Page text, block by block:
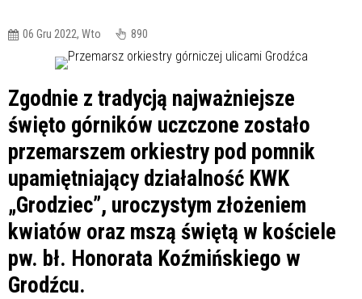
06 Gru 2022, Wto 890
Zgodnie z tradycją najważniejsze
święto górników uczczone zostało
przemarszem orkiestry pod pomnik
upamiętniający działalność KWK
„Grodziec”, uroczystym złożeniem
kwiatów oraz mszą świętą w kościele
pw. bł. Honorata Koźmińskiego w
Grodźcu.